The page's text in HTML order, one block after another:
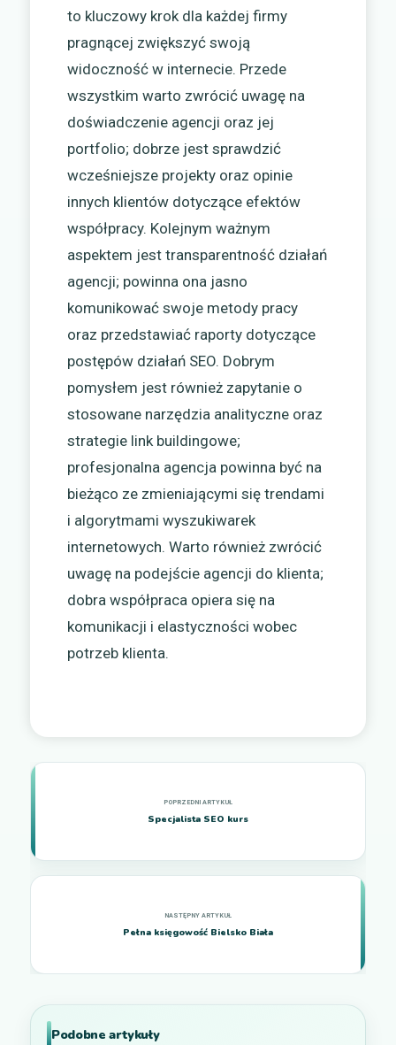
to kluczowy krok dla każdej firmy
pragnącej zwiększyć swoją
widoczność w internecie. Przede
wszystkim warto zwrócić uwagę na
doświadczenie agencji oraz jej
portfolio; dobrze jest sprawdzić
wcześniejsze projekty oraz opinie
innych klientów dotyczące efektów
współpracy. Kolejnym ważnym
aspektem jest transparentność działań
agencji; powinna ona jasno
komunikować swoje metody pracy
oraz przedstawiać raporty dotyczące
postępów działań SEO. Dobrym
pomysłem jest również zapytanie o
stosowane narzędzia analityczne oraz
strategie link buildingowe;
profesjonalna agencja powinna być na
bieżąco ze zmieniającymi się trendami
i algorytmami wyszukiwarek
internetowych. Warto również zwrócić
uwagę na podejście agencji do klienta;
dobra współpraca opiera się na
komunikacji i elastyczności wobec
potrzeb klienta.
Specjalista SEO kurs
Pełna księgowość Bielsko Biała
Podobne artykuły